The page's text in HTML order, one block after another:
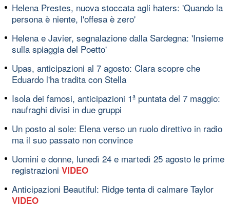
Helena Prestes, nuova stoccata agli haters: 'Quando la
persona è niente, l'offesa è zero'
Helena e Javier, segnalazione dalla Sardegna: 'Insieme
sulla spiaggia del Poetto'
Upas, anticipazioni al 7 agosto: Clara scopre che
Eduardo l'ha tradita con Stella
Isola dei famosi, anticipazioni 1ª puntata del 7 maggio:
naufraghi divisi in due gruppi
Un posto al sole: Elena verso un ruolo direttivo in radio
ma il suo passato non convince
Uomini e donne, lunedì 24 e martedì 25 agosto le prime
registrazioni VIDEO
Anticipazioni Beautiful: Ridge tenta di calmare Taylor
VIDEO